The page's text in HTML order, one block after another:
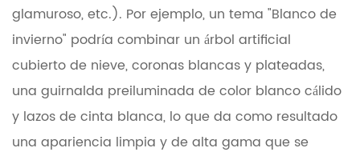
glamuroso, etc.). Por ejemplo, un tema "Blanco de
invierno" podría combinar un árbol artificial
cubierto de nieve, coronas blancas y plateadas,
una guirnalda preiluminada de color blanco cálido
y lazos de cinta blanca, lo que da como resultado
una apariencia limpia y de alta gama que se